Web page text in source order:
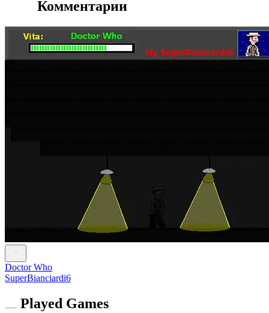
Комментарии
Doctor Who
SuperBianciardi6
Played Games